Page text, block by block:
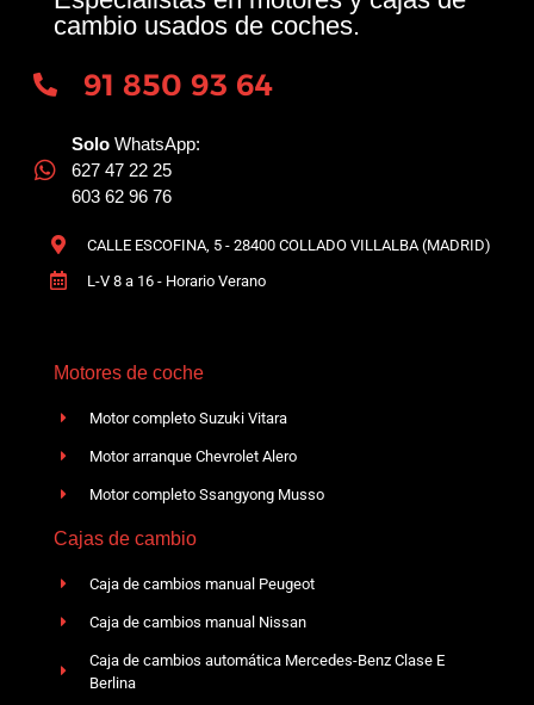
cambio usados de coches.
91 850 93 64
Solo WhatsApp:
627 47 22 25
603 62 96 76
CALLE ESCOFINA, 5 - 28400 COLLADO VILLALBA (MADRID)
L-V 8 a 16 - Horario Verano
Motores de coche
Motor completo Suzuki Vitara
Motor arranque Chevrolet Alero
Motor completo Ssangyong Musso
Cajas de cambio
Caja de cambios manual Peugeot
Caja de cambios manual Nissan
Caja de cambios automática Mercedes-Benz Clase E
Berlina